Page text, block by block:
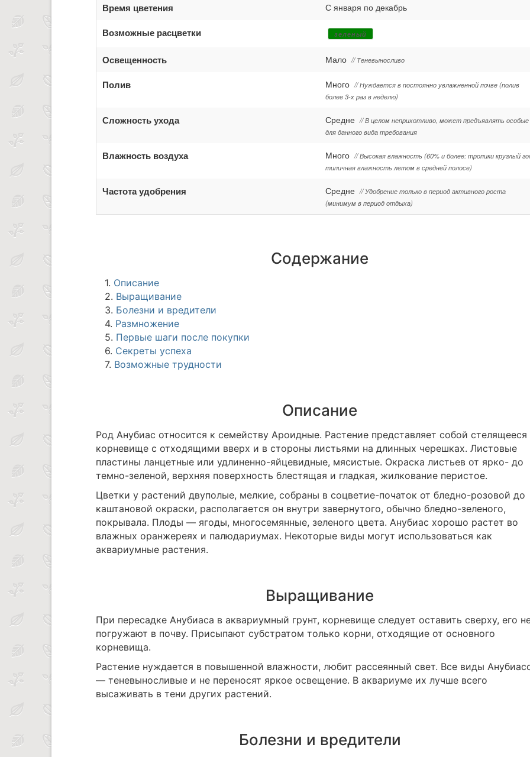
Время цветения С января по декабрь
Возможные расцветки зеленый
Освещенность Мало // Теневыносливо
Полив Много // Нуждается в постоянно увлажненной почве (полив
более 3-х раз в неделю)
Сложность ухода Средне // В целом неприхотливо, может предъявлять особые
для данного вида требования
Влажность воздуха Много // Высокая влажность (60% и более: тропики круглый
типичная влажность летом в средней полосе)
Частота удобрения Средне // Удобрение только в период активного роста
(минимум в период отдыха)
Содержание
1. Описание
2. Выращивание
3. Болезни и вредители
4. Размножение
5. Первые шаги после покупки
6. Секреты успеха
7. Возможные трудности
Описание
Род Анубиас относится к семейству Ароидные. Растение представляет собой стелящееся
корневище с отходящими вверх и в стороны листьями на длинных черешках. Листовые
пластины ланцетные или удлиненно-яйцевидные, мясистые. Окраска листьев от ярко- до
темно-зеленой, верхняя поверхность блестящая и гладкая, жилкование перистое.
Цветки у растений двуполые, мелкие, собраны в соцветие-початок от бледно-розовой до
каштановой окраски, располагается он внутри завернутого, обычно бледно-зеленого,
покрывала. Плоды — ягоды, многосемянные, зеленого цвета. Анубиас хорошо растет во
влажных оранжереях и палюдариумах. Некоторые виды могут использоваться как
аквариумные растения.
Выращивание
При пересадке Анубиаса в аквариумный грунт, корневище следует оставить сверху, его
погружают в почву. Присыпают субстратом только корни, отходящие от основного
корневища.
Растение нуждается в повышенной влажности, любит рассеянный свет. Все виды
— теневыносливые и не переносят яркое освещение. В аквариуме их лучше всего
высаживать в тени других растений.
Болезни и вредители